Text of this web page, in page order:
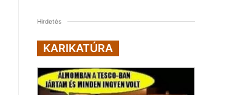
Hirdetés
KARIKATÚRA